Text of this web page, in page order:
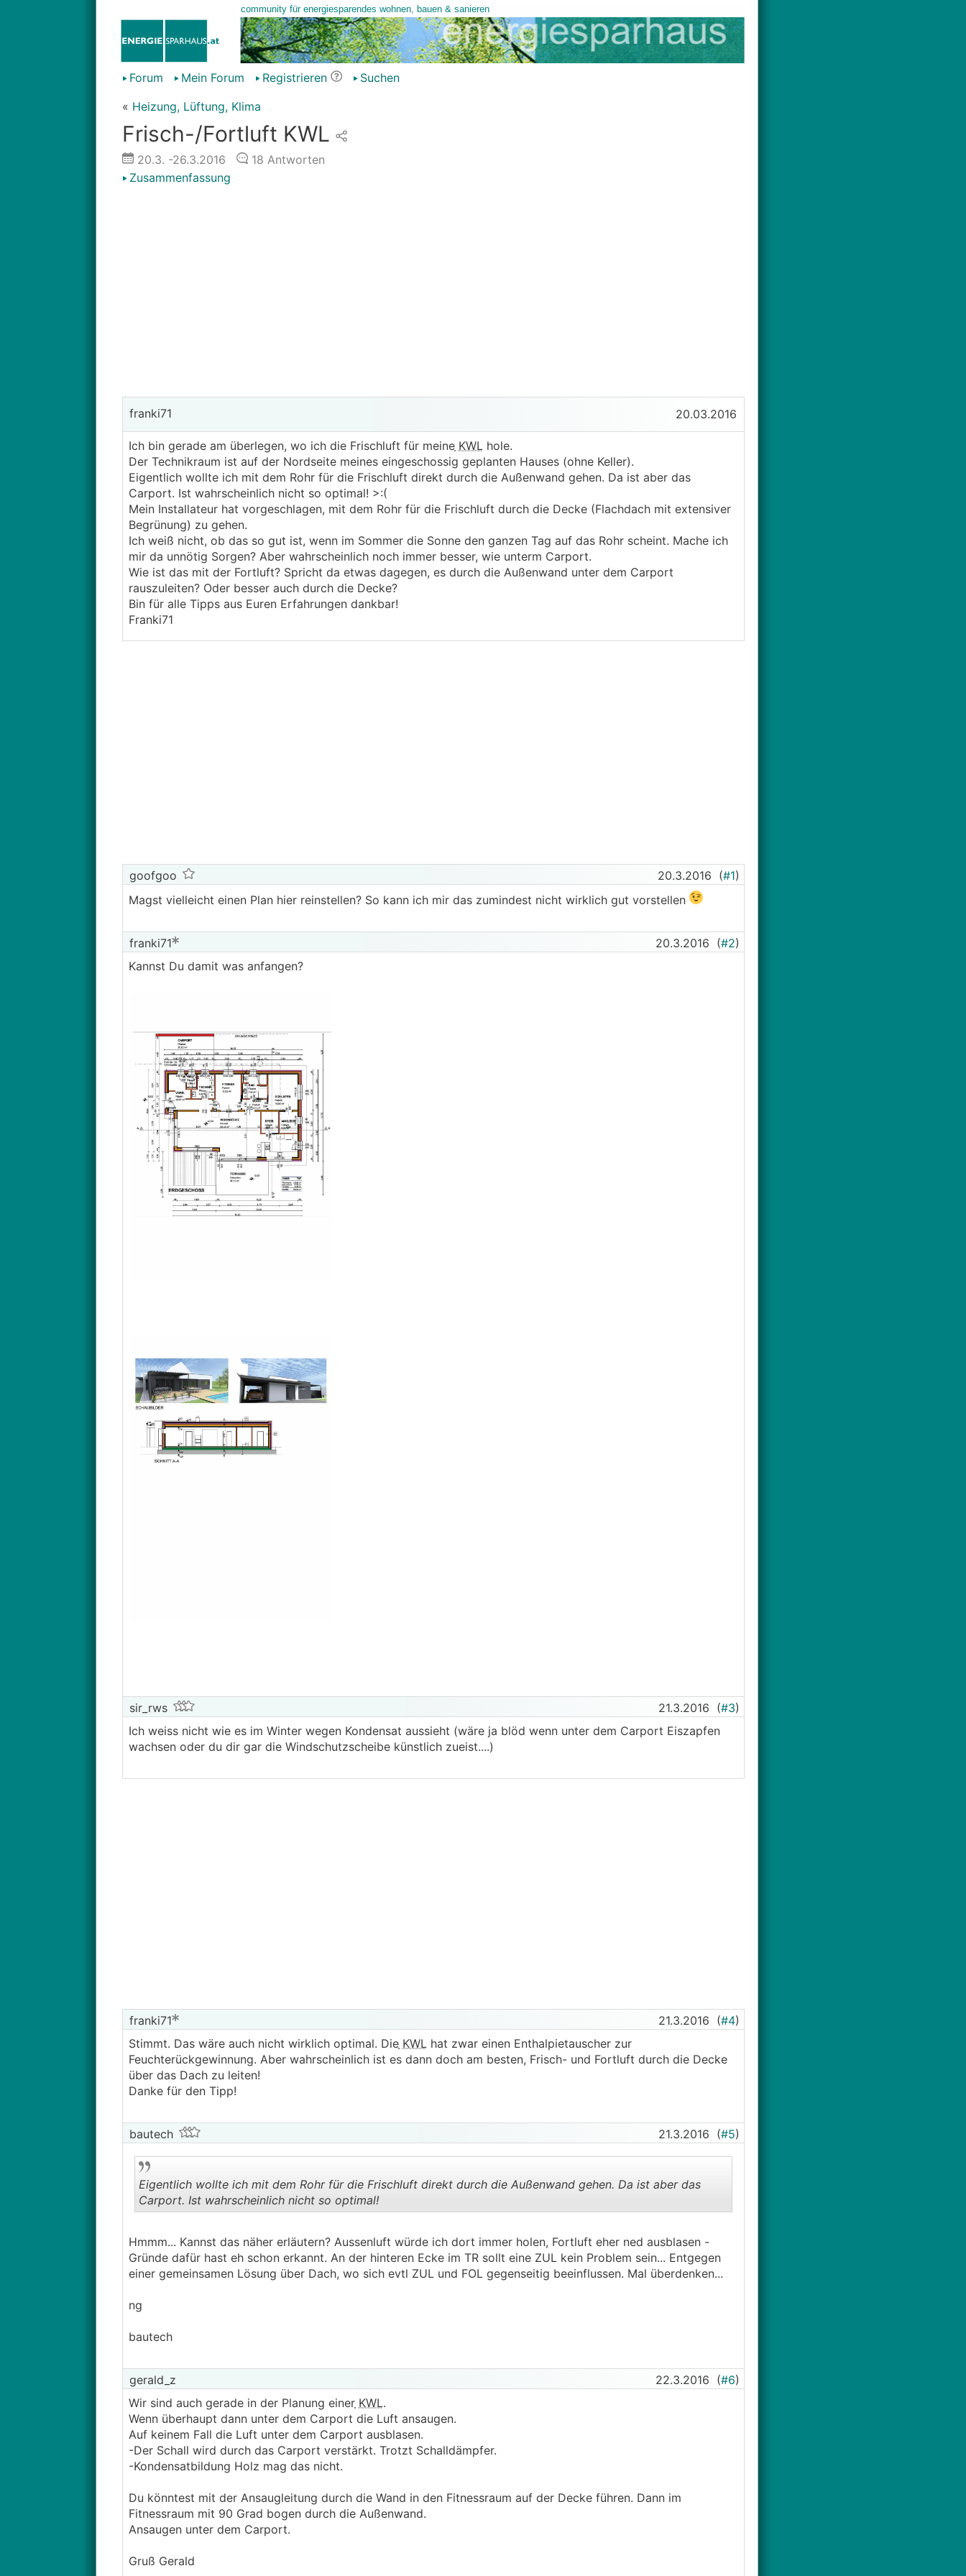
Forum Mein Forum Registrieren
Suchen
« Heizung, Lüftung, Klima
Frisch-/Fortluft KWL
20.3. -26.3.2016 18 Antworten
Zusammenfassung
franki71 20.03.2016
Ich bin gerade am überlegen, wo ich die Frischluft für meineKWLhole.
Der Technikraum ist auf der Nordseite meines eingeschossig geplanten Hauses (ohne Keller).
Eigentlich wollte ich mit dem Rohr für die Frischluft direkt durch die Außenwand gehen. Da ist aber das
Carport. Ist wahrscheinlich nicht so optimal! >:(
Mein Installateur hat vorgeschlagen, mit dem Rohr für die Frischluft durch die Decke (Flachdach mit extensiver
Begrünung) zu gehen.
Ich weiß nicht, ob das so gut ist, wenn im Sommer die Sonne den ganzen Tag auf das Rohr scheint. Mache ich
mir da unnötig Sorgen? Aber wahrscheinlich noch immer besser, wie unterm Carport.
Wie ist das mit der Fortluft? Spricht da etwas dagegen, es durch die Außenwand unter dem Carport
rauszuleiten? Oder besser auch durch die Decke?
Bin für alle Tipps aus Euren Erfahrungen dankbar!
Franki71
goofgoo 20.3.2016 (#1)
Magst vielleicht einen Plan hier reinstellen? So kann ich mir das zumindest nicht wirklich gut vorstellen
franki71 20.3.2016 (#2)
Kannst Du damit was anfangen?
sir_rws 21.3.2016 (#3)
Ich weiss nicht wie es im Winter wegen Kondensat aussieht (wäre ja blöd wenn unter dem Carport Eiszapfen
wachsen oder du dir gar die Windschutzscheibe künstlich zueist....)
franki71 21.3.2016 (#4)
Stimmt. Das wäre auch nicht wirklich optimal. DieKWLhat zwar einen Enthalpietauscher zur
Feuchterückgewinnung. Aber wahrscheinlich ist es dann doch am besten, Frisch- und Fortluft durch die Decke
über das Dach zu leiten!
Danke für den Tipp!
bautech 21.3.2016 (#5)
..
Eigentlich wollte ich mit dem Rohr für die Frischluft direkt durch die Außenwand gehen. Da ist aber das
Carport. Ist wahrscheinlich nicht so optimal!
Hmmm... Kannst das näher erläutern? Aussenluft würde ich dort immer holen, Fortluft eher ned ausblasen -
Gründe dafür hast eh schon erkannt. An der hinteren Ecke im TR sollt eine ZUL kein Problem sein... Entgegen
einer gemeinsamen Lösung über Dach, wo sich evtl ZUL und FOL gegenseitig beeinflussen. Mal überdenken...
ng
bautech
gerald_z 22.3.2016 (#6)
Wir sind auch gerade in der Planung einerKWL.
Wenn überhaupt dann unter dem Carport die Luft ansaugen.
Auf keinem Fall die Luft unter dem Carport ausblasen.
-Der Schall wird durch das Carport verstärkt. Trotzt Schalldämpfer.
-Kondensatbildung Holz mag das nicht.
Du könntest mit der Ansaugleitung durch die Wand in den Fitnessraum auf der Decke führen. Dann im
Fitnessraum mit 90 Grad bogen durch die Außenwand.
Ansaugen unter dem Carport.
Gruß Gerald